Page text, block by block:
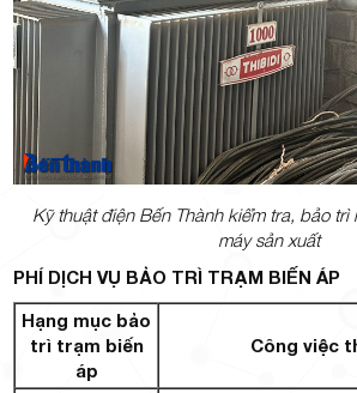
Kỹ thuật điện Bến Thành kiểm tra, bảo trì
máy sản xuất
PHÍ DỊCH VỤ BẢO TRÌ TRẠM BIẾN ÁP
Hạng mục bảo
trì trạm biến
áp
Công việc